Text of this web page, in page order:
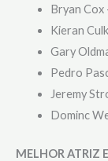
Bryan Cox
Kieran
Gary
Pedro
Jeremy
Dominc
MELHOR ATRIZ